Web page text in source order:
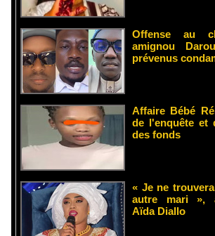
Offense au
amignou
prévenus
Affaire Bébé
de l'enquête et
des fonds
« Je ne
autre mari »,
Aïda Diallo